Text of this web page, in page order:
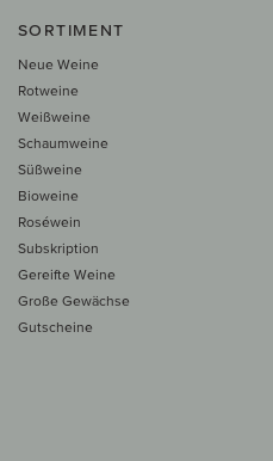
SORTIMENT
Neue Weine
Rotweine
Weißweine
Schaumweine
Süßweine
Bioweine
Roséwein
Subskription
Gereifte Weine
Große Gewächse
Gutscheine